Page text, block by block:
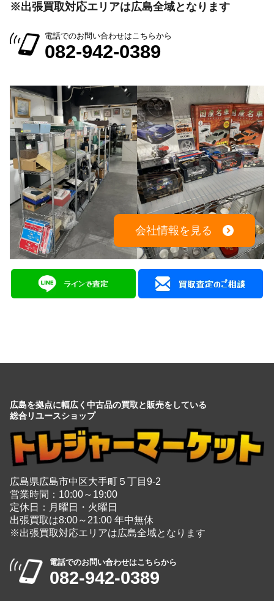
※出張買取対応エリアは広島全域となります
電話でのお問い合わせはこちらから
082-942-0389
会社情報を見る
広島を拠点に幅広く中古品の買取と販売をしている
総合リユースショップ
広島県広島市中区大手町５丁目9-2
営業時間：10:00～19:00
定休日：月曜日・火曜日
出張買取は8:00～21:00 年中無休
※出張買取対応エリアは広島全域となります
電話でのお問い合わせはこちらから
082-942-0389